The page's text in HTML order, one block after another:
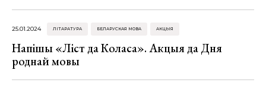
25.01.2024 ЛІТАРАТУРА БЕЛАРУСКАЯ МОВА АКЦЫЯ
Напішы «Ліст да Коласа». Акцыя да Дня
роднай мовы